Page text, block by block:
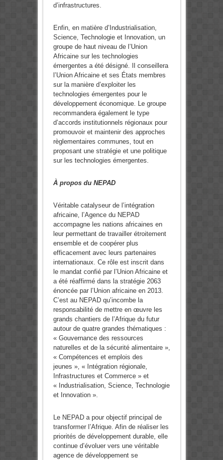
d’infrastructures.
Enfin, en matière d’Industrialisation,
Science, Technologie et Innovation, un
groupe de haut niveau de l’Union
Africaine sur les technologies
émergentes a été désigné. Il conseillera
l’Union Africaine et ses États membres
sur la manière d’exploiter les
technologies émergentes pour le
développement économique. Le groupe
recommandera également le type
d’accords institutionnels régionaux pour
promouvoir et maintenir des approches
règlementaires communes, tout en
proposant une stratégie et une politique
sur les technologies émergentes.
À propos du NEPAD
Véritable catalyseur de l’intégration
africaine, l’Agence du NEPAD
accompagne les nations africaines en
leur permettant de travailler étroitement
ensemble et de coopérer plus
efficacement avec leurs partenaires
internationaux. Ce rôle est inscrit dans
le mandat confié par l’Union Africaine et
a été réaffirmé dans la stratégie 2063
énoncée par l’Union africaine en 2013.
C’est au NEPAD qu’incombe la
responsabilité de mettre en œuvre les
grands chantiers de l’Afrique du futur
autour de quatre grandes thématiques :
« Gouvernance des ressources
naturelles et de la sécurité alimentaire »,
« Compétences et emplois des
jeunes », « Intégration régionale,
Infrastructures et Commerce » et
« Industrialisation, Science, Technologie
et Innovation ».
Le NEPAD a pour objectif principal de
transformer l’Afrique. Afin de réaliser les
priorités de développement durable, elle
continue d’évoluer vers une véritable
agence de développement se